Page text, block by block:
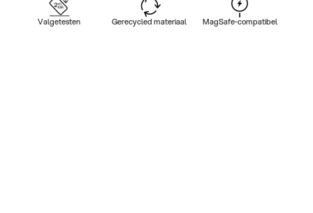
Valgetesten Gerecycled materiaal MagSafe-compatibel